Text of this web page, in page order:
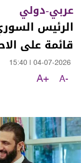
عربي-دولي
الرئيس
قائمة على
04-07-2026
15:40
A-
A+